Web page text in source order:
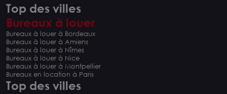
Top des villes
Bureaux à louer
Bureaux à louer à Bordeaux
Bureaux à louer à Amiens
Bureaux à louer à Nîmes
Bureaux à louer à Nice
Bureaux à louer à Montpellier
Bureaux en location à Paris
Top des villes